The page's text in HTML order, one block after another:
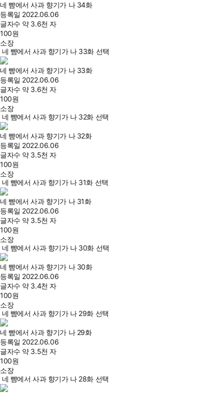
네 뺨에서 사과 향기가 나 34화
등록일 2022.06.06
글자수 약 3.6천 자
100원
소장
네 뺨에서 사과 향기가 나 33화 선택
네 뺨에서 사과 향기가 나 33화
등록일 2022.06.06
글자수 약 3.6천 자
100원
소장
네 뺨에서 사과 향기가 나 32화 선택
네 뺨에서 사과 향기가 나 32화
등록일 2022.06.06
글자수 약 3.5천 자
100원
소장
네 뺨에서 사과 향기가 나 31화 선택
네 뺨에서 사과 향기가 나 31화
등록일 2022.06.06
글자수 약 3.5천 자
100원
소장
네 뺨에서 사과 향기가 나 30화 선택
네 뺨에서 사과 향기가 나 30화
등록일 2022.06.06
글자수 약 3.4천 자
100원
소장
네 뺨에서 사과 향기가 나 29화 선택
네 뺨에서 사과 향기가 나 29화
등록일 2022.06.06
글자수 약 3.5천 자
100원
소장
네 뺨에서 사과 향기가 나 28화 선택